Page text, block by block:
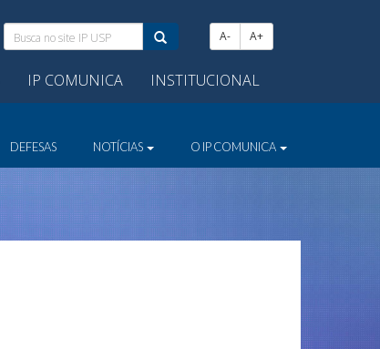
Busca
no
site
IP
A- A+
IP COMUNICA INSTITUCIONAL
DEFESAS NOTÍCIAS O IP COMUNICA